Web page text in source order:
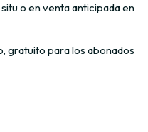
o en venta anticipada en
gratuito para los abonados